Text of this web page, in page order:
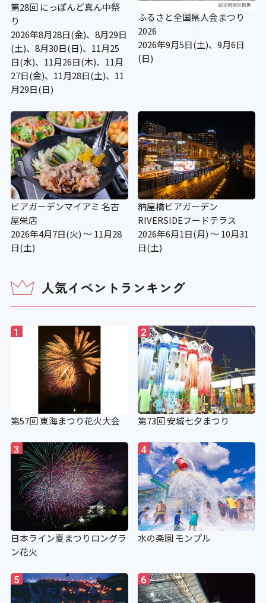
第28回 にっぽんど真ん中祭
り
2026年8月28日(金)、8月29日
(土)、8月30日(日)、11月25
日(水)、11月26日(木)、11月
27日(金)、11月28日(土)、11
月29日(日)
ふるさと全国県人会まつり
2026
2026年9月5日(土)、9月6日
(日)
ビアガーデンマイアミ 名古
屋栄店
2026年4月7日(火) ～ 11月28
日(土)
納屋橋ビアガーデン
RIVERSIDEフードテラス
2026年6月1日(月) ～ 10月31
日(土)
人気イベントランキング
1
第57回 東海まつり花火大会
2
第73回 安城七夕まつり
3
日本ライン夏まつりロングラ
ン花火
4
水の楽園 モンプル
5 6